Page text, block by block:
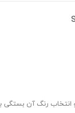
رنگ آن بستگی به